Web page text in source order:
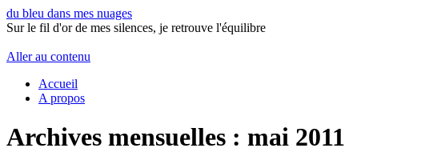
du bleu dans mes nuages
Sur le fil d'or de mes silences, je retrouve l'équilibre
Aller au contenu
Accueil
A propos
Archives mensuelles : mai 2011